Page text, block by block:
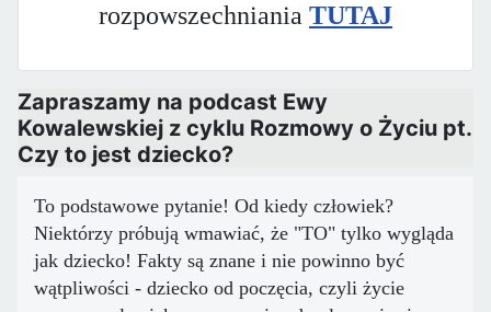
rozpowszechniania TUTAJ
Zapraszamy na podcast Ewy
Kowalewskiej z cyklu Rozmowy o Życiu pt.
Czy to jest dziecko?
To podstawowe pytanie! Od kiedy człowiek?
Niektórzy próbują wmawiać, że "TO" tylko wygląda
jak dziecko! Fakty są znane i nie powinno być
wątpliwości - dziecko od poczęcia, czyli życie